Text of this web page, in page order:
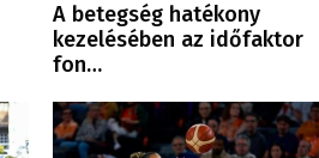
A betegség hatékony
kezelésében az időfaktor
fon…